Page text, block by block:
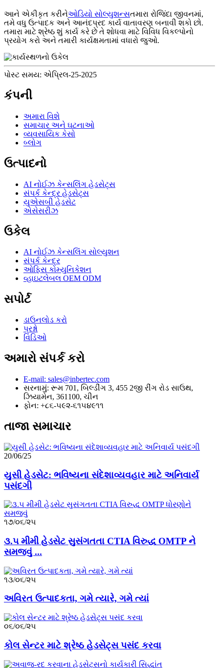
આને એકીકૃત કરીનેઓડિયો સોલ્યુશન્સતમારા રોજિંદા જીવનમાં,
તમે વધુ ઉત્પાદક અને આનંદપ્રદ કાર્ય વાતાવરણ બનાવી શકો છો.
તમારા માટે શ્રેષ્ઠ શું કાર્ય કરે છે તે શોધવા માટે વિવિધ વિકલ્પોનો
પ્રયોગ કરો અને તમારી કાર્યક્ષમતામાં વધારો જુઓ.
પોસ્ટ સમય: એપ્રિલ-25-2025
કંપની
અમારા વિશે
સમાચાર અને ઘટનાઓ
વ્યવસાયિક કેસો
બ્લોગ
ઉત્પાદનો
AI નોઈઝ કેન્સલિંગ હેડસેટ્સ
સંપર્ક કેન્દ્ર હેડસેટ્સ
યુએસબી હેડસેટ
એસેસરીઝ
ઉકેલ
AI નોઈઝ કેન્સલિંગ સોલ્યુશન
સંપર્ક કેન્દ્ર
ઓફિસ કોમ્યુનિકેશન
વ્હાઇટલેબલ OEM ODM
સપોર્ટ
ડાઉનલોડ કરો
પ્રશ્નો
વિડિઓ
અમારો સંપર્ક કરો
E-mail: sales@inbertec.com
સરનામું: રૂમ 701, બિલ્ડીંગ 3, 455 2જી રીંગ રોડ સાઉથ,
ઝિયામેન, 361100, ચીન
ફોન: +૮૬-૫૯૨-૬૧૫૪૯૧૧
તાજા સમાચાર
20/06/25
યુસી હેડસેટ: ભવિષ્યના સંદેશાવ્યવહાર માટે અનિવાર્ય
પસંદગી
૧૭/૦૬/૨૫
૩.૫ મીમી હેડસેટ સુસંગતતા CTIA વિરુદ્ધ OMTP ને
સમજવું ...
૧૩/૦૬/૨૫
અવિરત ઉત્પાદકતા, ગમે ત્યારે, ગમે ત્યાં
૦૬/૦૬/૨૫
કોલ સેન્ટર માટે શ્રેષ્ઠ હેડસેટ્સ પસંદ કરવા